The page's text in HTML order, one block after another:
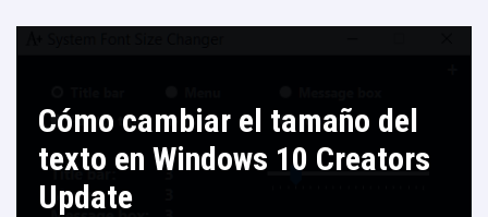
Cómo cambiar el tamaño del
texto en Windows 10 Creators
Update